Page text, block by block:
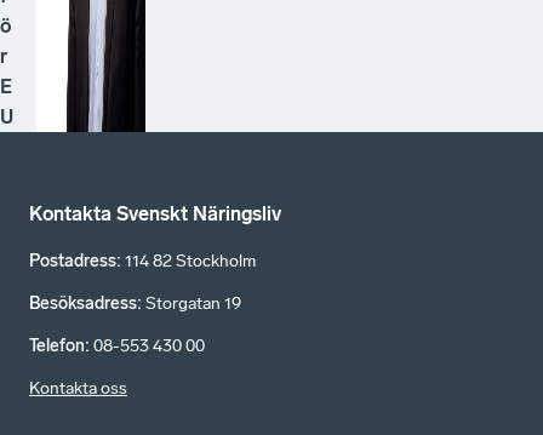
ö
r
E
U
Kontakta Svenskt Näringsliv
Postadress: 114 82 Stockholm
Besöksadress: Storgatan 19
Telefon: 08-553 430 00
Kontakta oss